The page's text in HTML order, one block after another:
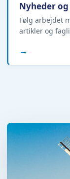
Nyheder
Følg arbejdet
artikler og
→